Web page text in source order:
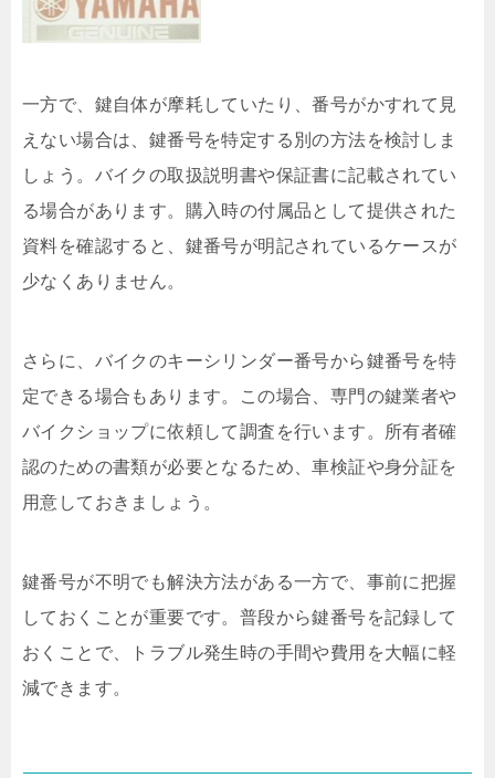
一方で、鍵自体が摩耗していたり、番号がかすれて見
えない場合は、鍵番号を特定する別の方法を検討しま
しょう。バイクの取扱説明書や保証書に記載されてい
る場合があります。購入時の付属品として提供された
資料を確認すると、鍵番号が明記されているケースが
少なくありません。
さらに、バイクのキーシリンダー番号から鍵番号を特
定できる場合もあります。この場合、専門の鍵業者や
バイクショップに依頼して調査を行います。所有者確
認のための書類が必要となるため、車検証や身分証を
用意しておきましょう。
鍵番号が不明でも解決方法がある一方で、事前に把握
しておくことが重要です。普段から鍵番号を記録して
おくことで、トラブル発生時の手間や費用を大幅に軽
減できます。